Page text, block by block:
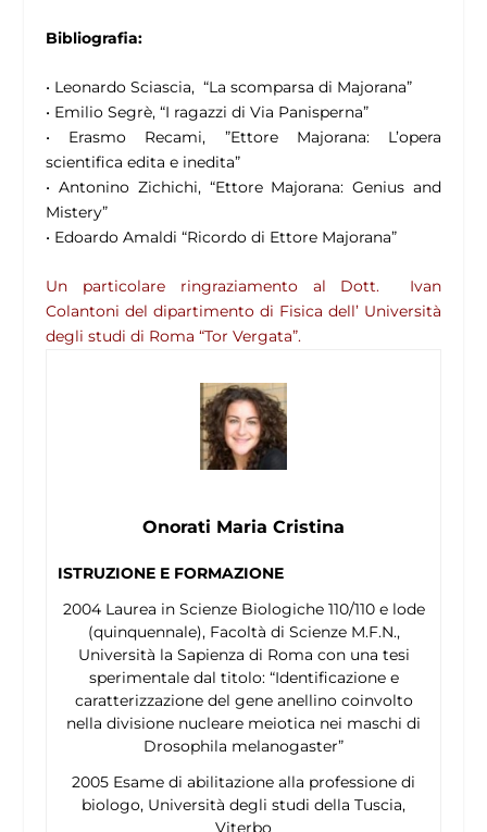
Bibliografia:
• Leonardo Sciascia, “La scomparsa di Majorana”
• Emilio Segrè, “I ragazzi di Via Panisperna”
• Erasmo Recami, ”Ettore Majorana: L’opera
scientifica edita e inedita”
• Antonino Zichichi, “Ettore Majorana: Genius and
Mistery”
• Edoardo Amaldi “Ricordo di Ettore Majorana”
Un particolare ringraziamento al Dott. Ivan
Colantoni del dipartimento di Fisica dell’ Università
degli studi di Roma “Tor Vergata”.
Onorati Maria Cristina
ISTRUZIONE E FORMAZIONE
2004 Laurea in Scienze Biologiche 110/110 e lode
(quinquennale), Facoltà di Scienze M.F.N.,
Università la Sapienza di Roma con una tesi
sperimentale dal titolo: “Identificazione e
caratterizzazione del gene anellinocoinvolto
nella divisione nucleare meiotica nei maschi di
Drosophila melanogaster”
2005 Esame di abilitazione alla professione di
biologo, Università degli studi della Tuscia,